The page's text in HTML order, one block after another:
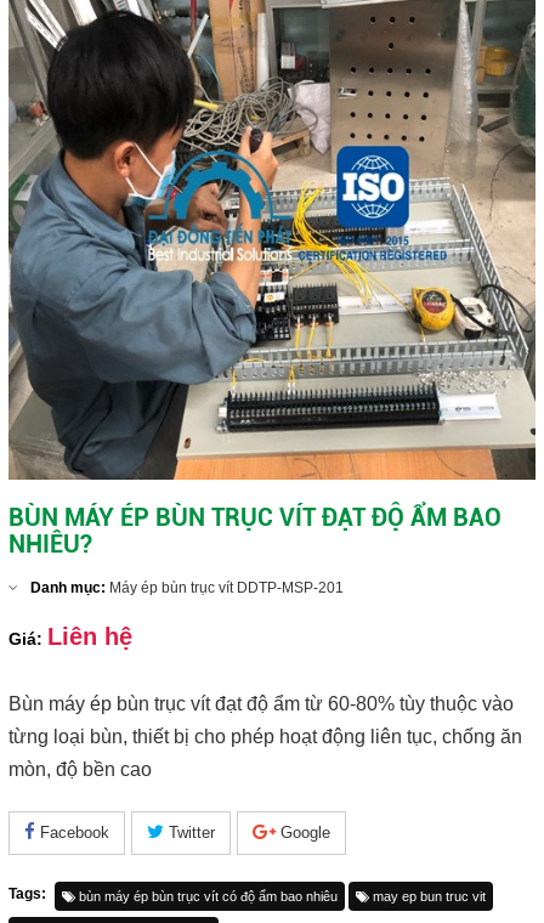
Máy ép bùn trục vít DDTP-MSP-402
Máy ép bùn trục vít DDTP-MSP-403
Máy ép bùn trục vít DDTP-MSP-404
Close
BÙN MÁY ÉP BÙN TRỤC VÍT ĐẠT ĐỘ ẨM BAO
NHIÊU?
Danh mục: Máy ép bùn trục vít DDTP-MSP-201
Giá: Liên hệ
Bùn máy ép bùn trục vít đạt độ ẩm từ 60-80% tùy thuộc vào
từng loại bùn, thiết bị cho phép hoạt động liên tục, chống ăn
mòn, độ bền cao
Facebook Twitter Google
Tags: bùn máy ép bùn trục vít có độ ẩm bao nhiêu may ep bun truc vit